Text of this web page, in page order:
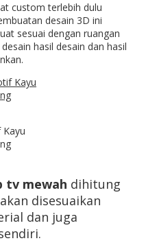
custom terlebih dulu
desain 3D ini
sesuai dengan ruangan
hasil desain dan hasil
tv mewah dihitung
disesuaikan
dan juga